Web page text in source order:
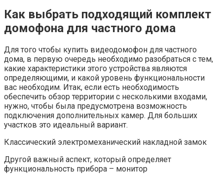
Как выбрать подходящий комплект
домофона для частного дома
Для того чтобы купить видеодомофон для частного
дома, в первую очередь необходимо разобраться с тем,
какие характеристики этого устройства являются
определяющими, и какой уровень функциональности
вас необходим. Итак, если есть необходимость
обеспечить обзор территории с несколькими входами,
нужно, чтобы была предусмотрена возможность
подключения дополнительных камер. Для больших
участков это идеальный вариант.
Классический электромеханический накладной замок
Другой важный аспект, который определяет
функциональность прибора – монитор